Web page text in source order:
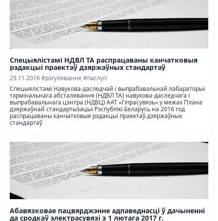
Спецыялістамі НДВЛ ТА распрацаваны канчатковыя
рэдакцыі праектаў дзяржаўных стандартаў
29.11.2016#рэгуляванне #паслугі
Спецыялістамі Навукова-даследчай і выпрабавальнай лабараторыі
тэрмінальнага абсталявання (НДВЛ ТА) навукова-даследчага і
выпрабавальнага цэнтра (НДВЦ) ААТ «Гіпрасувязь» у межах Плана
дзяржаўнай стандартызацыі Рэспублікі Беларусь на 2016 год
распрацаваны канчатковыя рэдакцыі праектаў дзяржаўных
стандартаў
Абавязковае пацвярджэнне адпаведнасці ў дачыненні
да сродкаў электрасувязі з 1 лютага 2017 г.